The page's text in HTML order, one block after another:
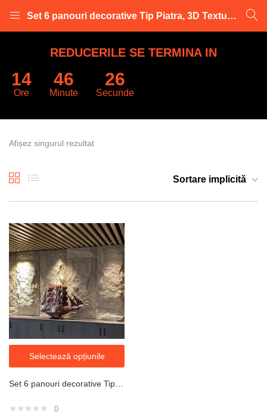
Set 6 panouri decorative Tip Piatra, 3D Textura Realista, 120 x 60 x 3 cm/panou
LOGARE INREGISTRARE
Introduceti numele de utilizator și parola pentru a va autentifica.
Retine datele
Logare
Parola uitata?
REDUCERILE SE TERMINA IN
14
Ore
46
Minute
26
Secunde
Afișez singurul rezultat
Sortare implicită
Selectează opțiunile
0